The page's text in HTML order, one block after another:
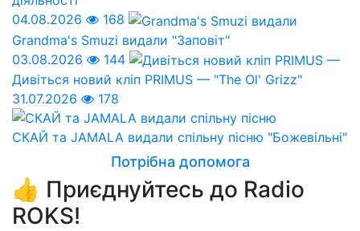
04.08.2026
168
Grandma's Smuzi видали "Заповіт"
03.08.2026
144
Дивіться новий кліп PRIMUS — "The Ol' Grizz"
31.07.2026
178
СКАЙ та JAMALA видали спільну пісню "Божевільні"
Потрібна допомога
👍 Приєднуйтесь до Radio
ROKS!